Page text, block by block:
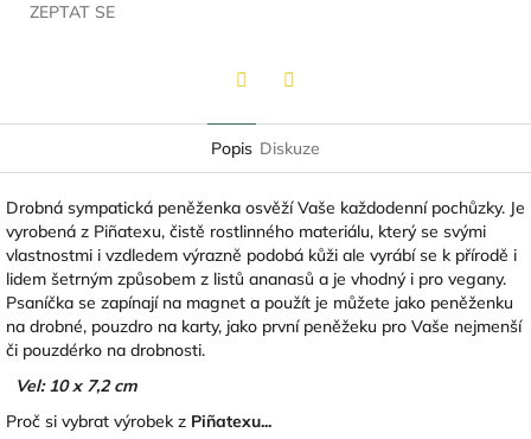
ZEPTAT SE
Popis Diskuze
Drobná sympatická peněženka osvěží Vaše každodenní pochůzky. Je
vyrobená z Piñatexu, čistě rostlinného materiálu, který se svými
vlastnostmi i vzdledem výrazně podobá kůži ale vyrábí se k přírodě i
lidem šetrným způsobem z listů ananasů a je vhodný i pro vegany.
Psaníčka se zapínají na magnet a použít je můžete jako peněženku
na drobné, pouzdro na karty, jako první peněžeku pro Vaše nejmenší
či pouzdérko na drobnosti.
Vel: 10 x 7,2 cm
Proč si vybrat výrobek z Piñatexu...